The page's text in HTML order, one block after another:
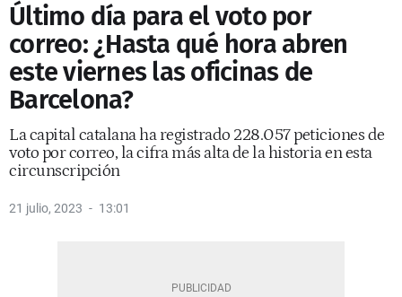
Último día para el voto por
correo: ¿Hasta qué hora abren
este viernes las oficinas de
Barcelona?
La capital catalana ha registrado 228.057 peticiones de
voto por correo, la cifra más alta de la historia en esta
circunscripción
21 julio, 2023 13:01